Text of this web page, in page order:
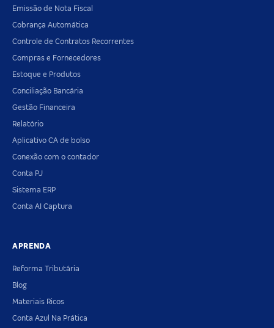
Emissão de Nota Fiscal
Cobrança Automática
Controle de Contratos Recorrentes
Compras e Fornecedores
Estoque e Produtos
Conciliação Bancária
Gestão Financeira
Relatório
Aplicativo CA de bolso
Conexão com o contador
Conta PJ
Sistema ERP
Conta AI Captura
APRENDA
Reforma Tributária
Blog
Materiais Ricos
Conta Azul Na Prática